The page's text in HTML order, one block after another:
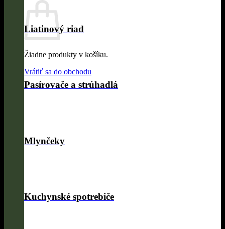
Žiadne produkty v košíku.
Vrátiť sa do obchodu
Liatinový riad
Pasírovače a strúhadlá
Mlynčeky
Kuchynské spotrebiče